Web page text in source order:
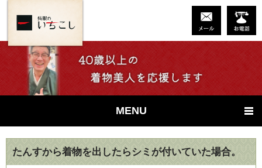
MENU
たんすから着物を出したらシミが付いていた場合。